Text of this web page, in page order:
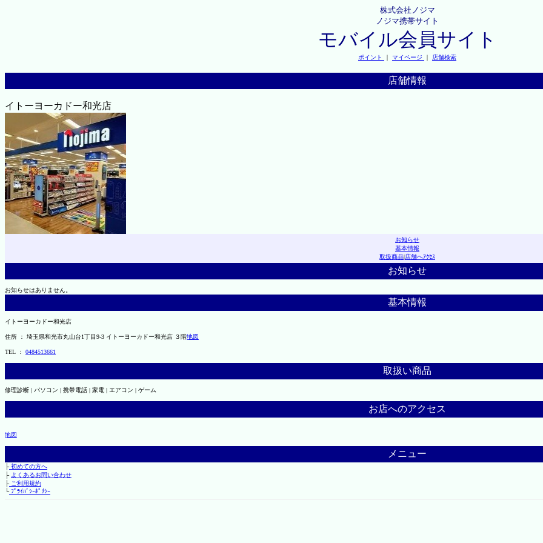
株式会社ノジマ
ノジマ携帯サイト
モバイル会員サイト
ポイント ｜ マイページ ｜ 店舗検索
店舗情報
イトーヨーカドー和光店
お知らせ
基本情報
取扱商品|店舗へｱｸｾｽ
お知らせ
お知らせはありません。
基本情報
イトーヨーカドー和光店
住所 ： 埼玉県和光市丸山台1丁目9-3 イトーヨーカドー和光店 ３階地図
TEL ： 0484513661
取扱い商品
修理診断 | パソコン | 携帯電話 | 家電 | エアコン | ゲーム
お店へのアクセス
地図
メニュー
├初めての方へ
├ よくあるお問い合わせ
├ご利用規約
└ﾌﾟﾗｲﾊﾞｼｰﾎﾟﾘｼｰ